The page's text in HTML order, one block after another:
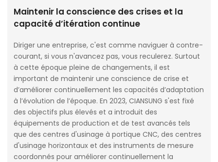
Maintenir la conscience des crises et la
capacité d’itération continue
Diriger une entreprise, c'est comme naviguer à contre-
courant, si vous n'avancez pas, vous reculerez. Surtout
à cette époque pleine de changements, il est
important de maintenir une conscience de crise et
d’améliorer continuellement les capacités d’adaptation
à l’évolution de l’époque. En 2023, CIANSUNG s'est fixé
des objectifs plus élevés et a introduit des
équipements de production et de test avancés tels
que des centres d'usinage à portique CNC, des centres
d'usinage horizontaux et des instruments de mesure
coordonnés pour améliorer continuellement la